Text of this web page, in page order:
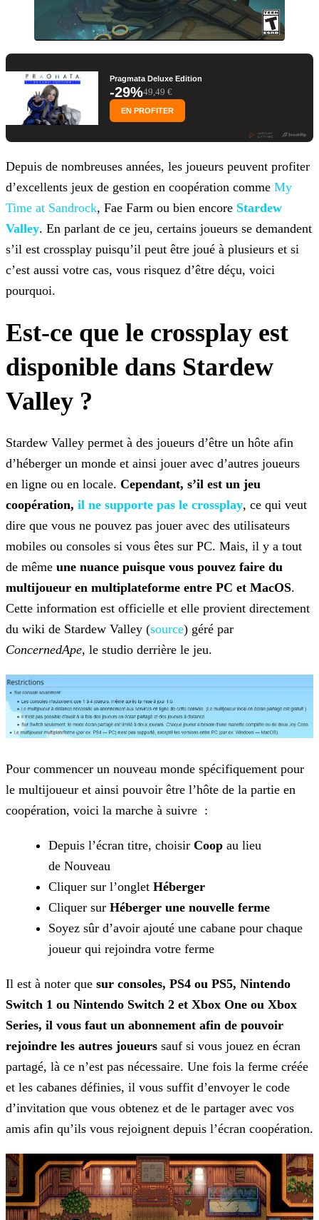
Pragmata Deluxe Edition
-29%49,49 €
EN PROFITER
Depuis de nombreuses années, les joueurs peuvent profiter
d’excellents jeux de gestion en coopération comme My
Time at Sandrock, Fae Farm ou bien encore Stardew
Valley. En parlant de ce jeu, certains joueurs se demandent
s’il est crossplay puisqu’il peut être joué à plusieurs et si
c’est aussi votre cas, vous risquez d’être déçu, voici
pourquoi.
Est-ce que le crossplay est
disponible dans Stardew
Valley ?
Stardew Valley permet à des joueurs d’être un hôte afin
d’héberger un monde et ainsi jouer avec d’autres joueurs
en ligne ou en locale. Cependant, s’il est un jeu
coopération, il ne supporte pas le crossplay, ce qui veut
dire que vous ne pouvez pas jouer avec des utilisateurs
mobiles ou consoles si vous êtes sur PC. Mais, il y a tout
de même une nuance puisque vous pouvez faire du
multijoueur en multiplateforme entre PC et MacOS.
Cette information est officielle et elle provient directement
du wiki de Stardew Valley (source) géré par
ConcernedApe, le studio derrière le jeu.
Pour commencer un nouveau monde spécifiquement pour
le multijoueur et ainsi pouvoir être l’hôte de la partie en
coopération, voici la marche à suivre :
Depuis l’écran titre, choisir Coop au lieu
de Nouveau
Cliquer sur l’onglet Héberger
Cliquer sur Héberger une nouvelle ferme
Soyez sûr d’avoir ajouté une cabane pour chaque
joueur qui rejoindra votre ferme
Il est à noter que sur consoles, PS4 ou PS5, Nintendo
Switch 1 ou Nintendo Switch 2 et Xbox One ou Xbox
Series, il vous faut un abonnement afin de pouvoir
rejoindre les autres joueurs sauf si vous jouez en écran
partagé, là ce n’est pas nécessaire. Une fois la ferme créée
et les cabanes définies, il vous suffit d’envoyer le code
d’invitation que vous obtenez et de le partager avec vos
amis afin qu’ils vous rejoignent depuis l’écran coopération.